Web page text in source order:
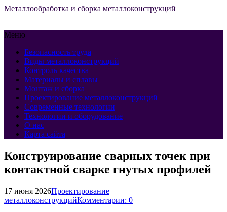
Металлообработка и сборка металлоконструкций
Меню
Безопасность труда
Виды металлоконструкций
Контроль качества
Материалы и сплавы
Монтаж и сборка
Проектирование металлоконструкций
Современные технологии
Технологии и оборудование
О нас
Карта сайта
Конструирование сварных точек при
контактной сварке гнутых профилей
17 июня 2026Проектирование
металлоконструкцийКомментарии: 0